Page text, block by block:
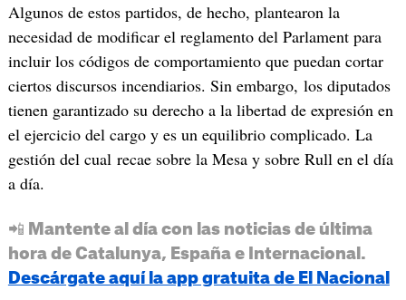
Algunos de estos partidos, de hecho, plantearon la
necesidad de modificar el reglamento del Parlament para
incluir los códigos de comportamiento que puedan cortar
ciertos discursos incendiarios. Sin embargo, los diputados
tienen garantizado su derecho a la libertad de expresión en
el ejercicio del cargo y es un equilibrio complicado. La
gestión del cual recae sobre la Mesa y sobre Rull en el día
a día.
📲 Mantente al día con las noticias de última
hora de Catalunya, España e Internacional.
Descárgate aquí la app gratuita de El Nacional